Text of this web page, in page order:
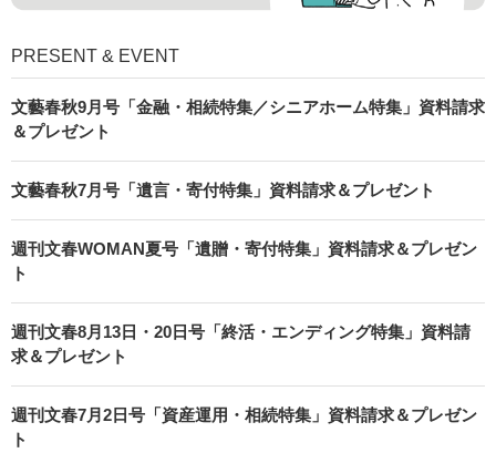
PRESENT & EVENT
文藝春秋9月号「金融・相続特集／シニアホーム特集」資料請求
＆プレゼント
文藝春秋7月号「遺言・寄付特集」資料請求＆プレゼント
週刊文春WOMAN夏号「遺贈・寄付特集」資料請求＆プレゼン
ト
週刊文春8月13日・20日号「終活・エンディング特集」資料請
求＆プレゼント
週刊文春7月2日号「資産運用・相続特集」資料請求＆プレゼン
ト